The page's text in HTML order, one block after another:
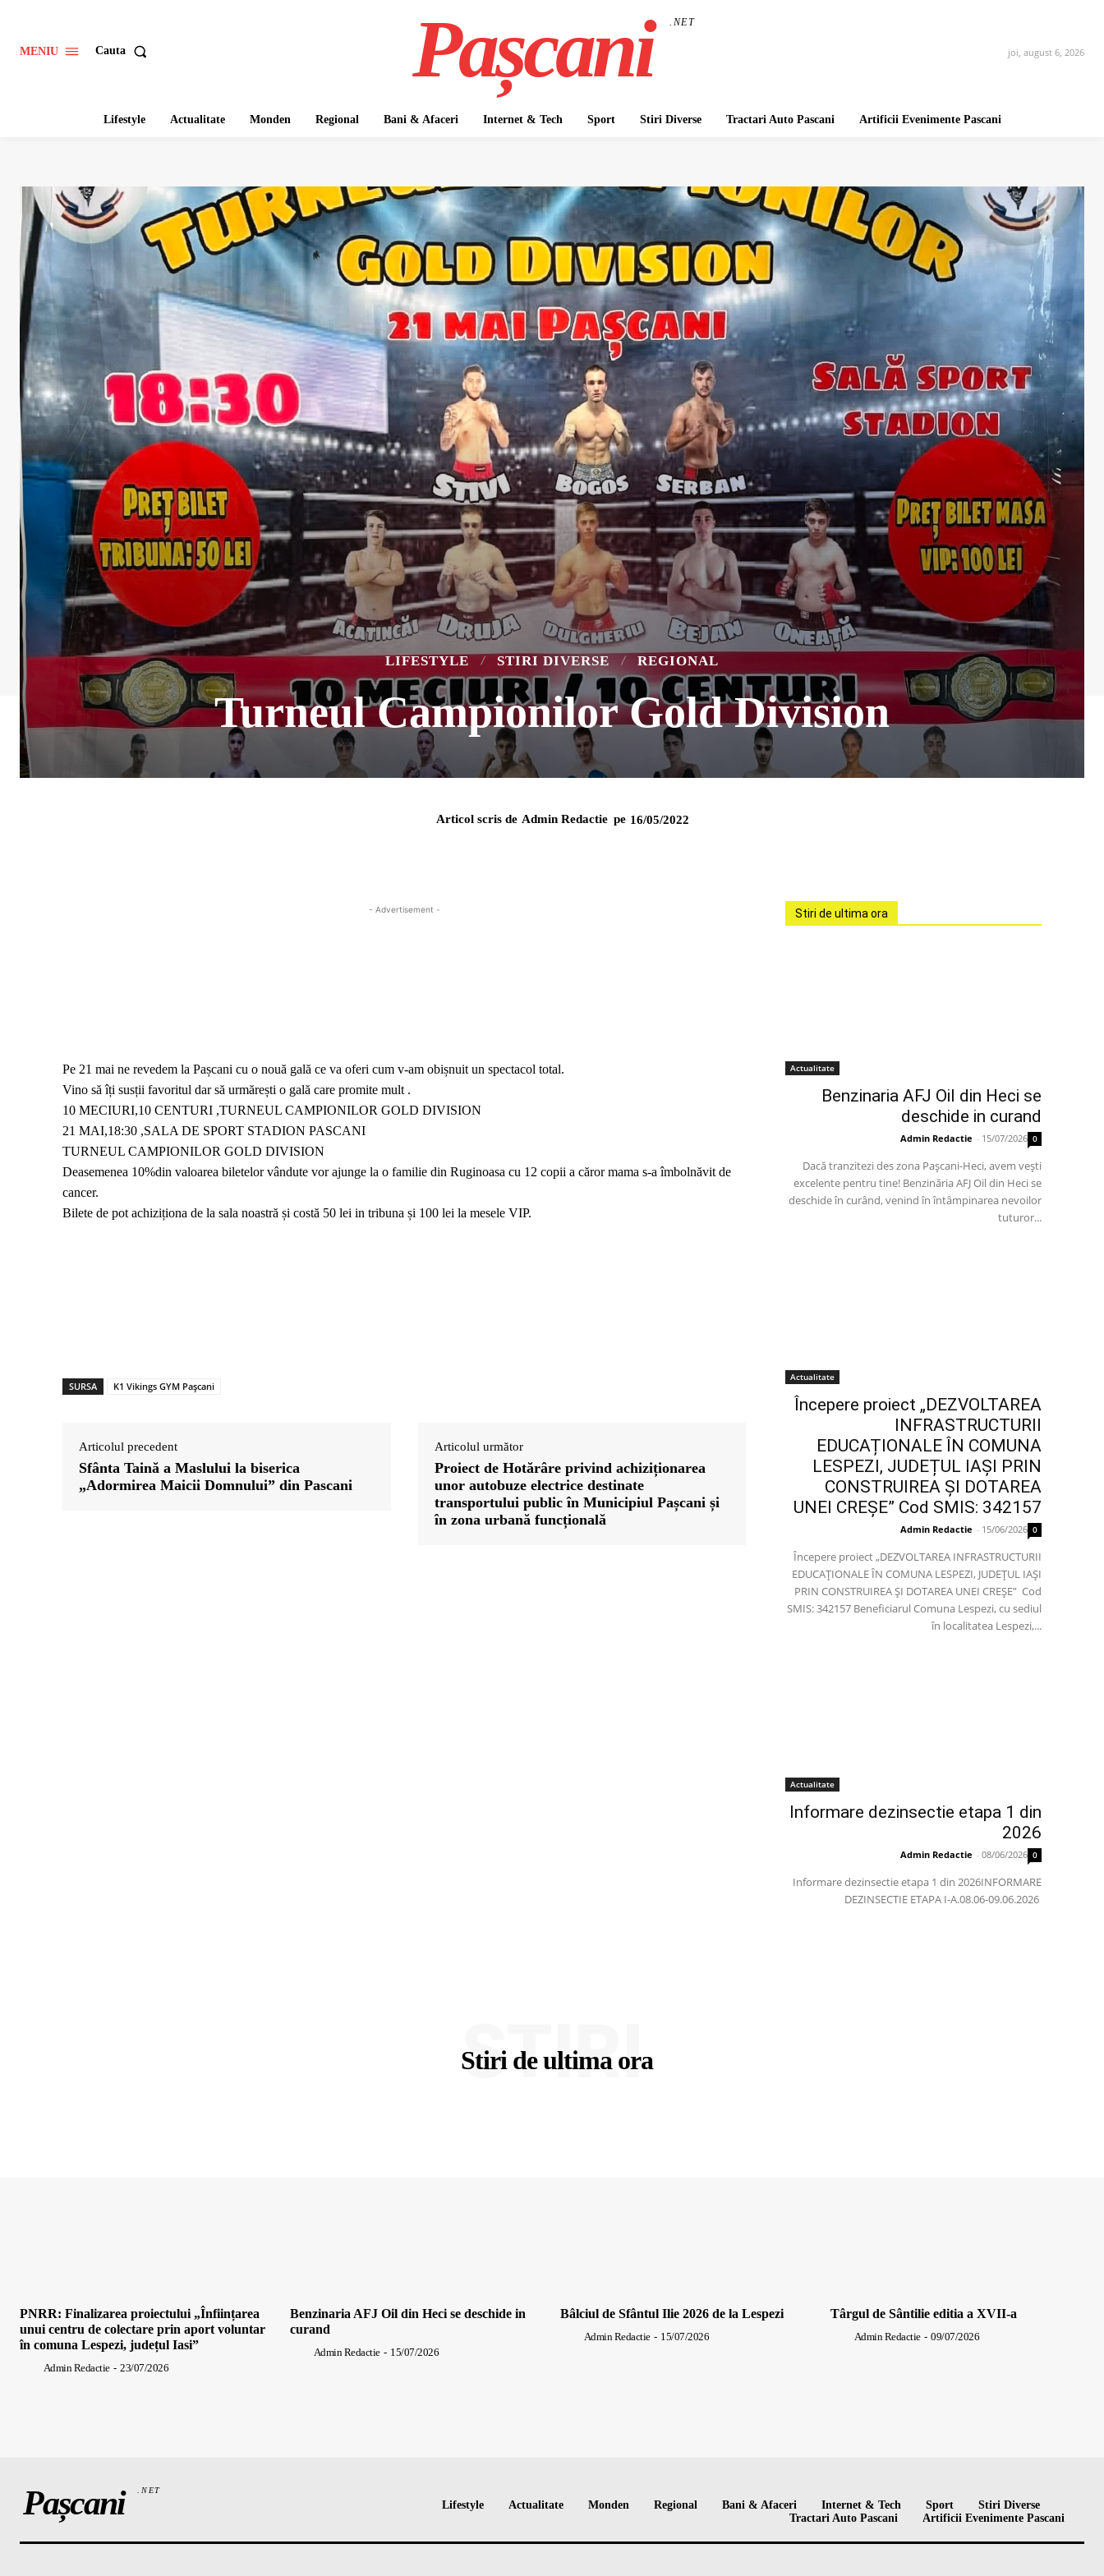
MENIU Cauta Pașcani .NET
joi, august 6, 2026
Lifestyle Actualitate Monden Regional Bani & Afaceri Internet & Tech Sport Stiri Diverse Tractari Auto Pascani Artificii Evenimente Pascani
LIFESTYLE STIRI DIVERSE REGIONAL
Turneul Campionilor Gold Division
Articol scris de Admin Redactie pe 16/05/2022
- Advertisement -
Pe 21 mai ne revedem la Pașcani cu o nouă gală ce va oferi cum v-am obișnuit un spectacol total.
Vino să îți susții favoritul dar să urmărești o gală care promite mult .
10 MECIURI,10 CENTURI ,TURNEUL CAMPIONILOR GOLD DIVISION
21 MAI,18:30 ,SALA DE SPORT STADION PASCANI
TURNEUL CAMPIONILOR GOLD DIVISION
Deasemenea 10%din valoarea biletelor vândute vor ajunge la o familie din Ruginoasa cu 12 copii a căror mama s-a îmbolnăvit de
cancer.
Bilete de pot achiziționa de la sala noastră și costă 50 lei in tribuna și 100 lei la mesele VIP.
SURSA K1 Vikings GYM Pașcani
Articolul precedent
Sfânta Taină a Maslului la biserica
„Adormirea Maicii Domnului” din Pascani
Articolul următor
Proiect de Hotărâre privind achiziționarea
unor autobuze electrice destinate
transportului public în Municipiul Pașcani și
în zona urbană funcțională
Stiri de ultima ora
Actualitate
Benzinaria AFJ Oil din Heci se
deschide in curand
Admin Redactie - 15/07/2026 0
Dacă tranzitezi des zona Pașcani-Heci, avem vești
excelente pentru tine! Benzinăria AFJ Oil din Heci se
deschide în curând, venind în întâmpinarea nevoilor
tuturor...
Actualitate
Începere proiect „DEZVOLTAREA
INFRASTRUCTURII
EDUCAȚIONALE ÎN COMUNA
LESPEZI, JUDEȚUL IAȘI PRIN
CONSTRUIREA ȘI DOTAREA
UNEI CREȘE” Cod SMIS: 342157
Admin Redactie - 15/06/2026 0
Începere proiect „DEZVOLTAREA INFRASTRUCTURII
EDUCAȚIONALE ÎN COMUNA LESPEZI, JUDEȚUL IAȘI
PRIN CONSTRUIREA ȘI DOTAREA UNEI CREȘE” Cod
SMIS: 342157 Beneficiarul Comuna Lespezi, cu sediul
în localitatea Lespezi,...
Actualitate
Informare dezinsectie etapa 1 din
2026
Admin Redactie - 08/06/2026 0
Informare dezinsectie etapa 1 din 2026INFORMARE
DEZINSECTIE ETAPA I-A.08.06-09.06.2026
Stiri de ultima ora
STIRI
PNRR: Finalizarea proiectului „Înființarea
unui centru de colectare prin aport voluntar
în comuna Lespezi, județul Iasi”
Admin Redactie - 23/07/2026
Benzinaria AFJ Oil din Heci se deschide in
curand
Admin Redactie - 15/07/2026
Bâlciul de Sfântul Ilie 2026 de la Lespezi
Admin Redactie - 15/07/2026
Târgul de Sântilie editia a XVII-a
Admin Redactie - 09/07/2026
Pașcani .NET
Lifestyle Actualitate Monden Regional Bani & Afaceri Internet & Tech Sport
Stiri Diverse
Tractari Auto Pascani
Artificii Evenimente Pascani